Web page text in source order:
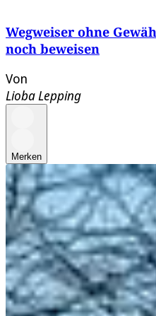
Wegweiser ohne
noch beweisen
Von
Lioba Lepping
Merken